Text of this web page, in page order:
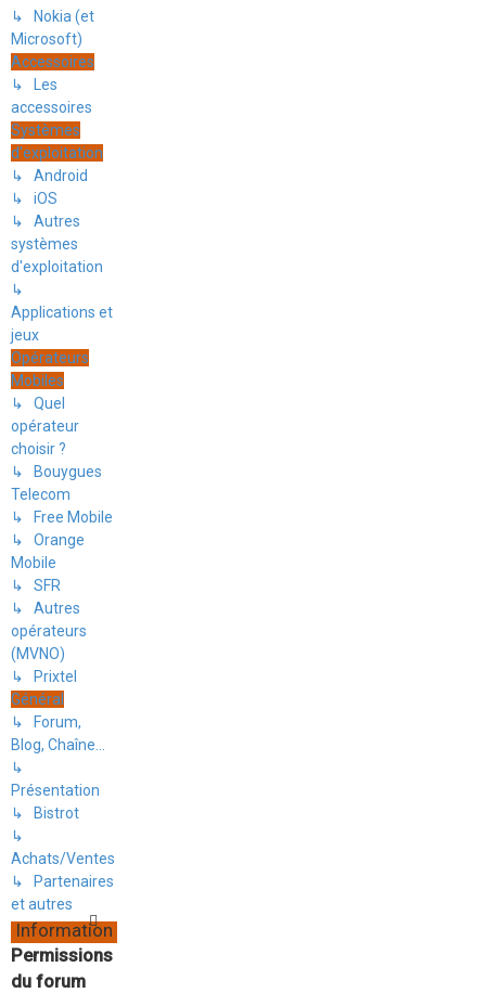
↳ Nokia (et
Microsoft)
Accessoires
↳ Les
accessoires
Systèmes
d'exploitation
↳ Android
↳ iOS
↳ Autres
systèmes
d'exploitation
↳
Applications et
jeux
Opérateurs
Mobiles
↳ Quel
opérateur
choisir ?
↳ Bouygues
Telecom
↳ Free Mobile
↳ Orange
Mobile
↳ SFR
↳ Autres
opérateurs
(MVNO)
↳ Prixtel
Général
↳ Forum,
Blog, Chaîne...
↳
Présentation
↳ Bistrot
↳
Achats/Ventes
↳ Partenaires
et autres
Information
Permissions
du forum